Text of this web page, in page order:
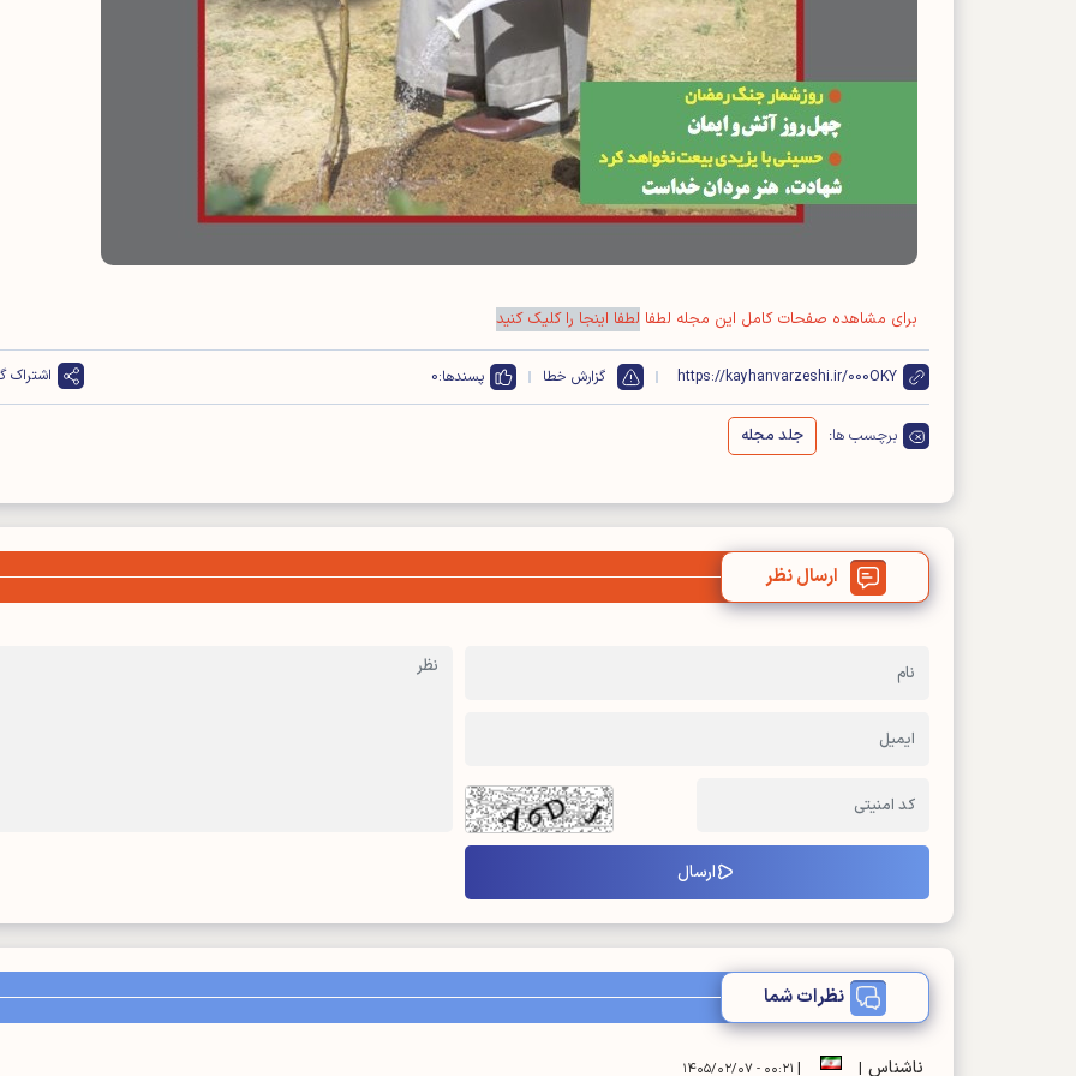
برای مشاهده صفحات کامل این مجله لطفا لطفا اینجا را کلیک کنید
https://kayhanvarzeshi.ir/000OKY گزارش خطا پسندها:0 اشتراک
برچسب ها: جلد مجله
ارسال نظر
نظرات شما
ناشناس |
| ۰۰:۲۱ - ۱۴۰۵/۰۲/۰۷